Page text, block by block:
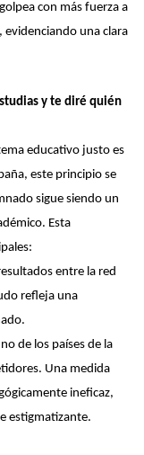
con más fuerza a
evidenciando una clara
y te diré quién
educativo justo es
este principio se
sigue siendo un
Esta
entre la red
refleja una
de los países de la
Una medida
ineficaz,
estigmatizante.